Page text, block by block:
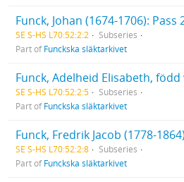
Funck, Johan (1674-1706): Pass
SE S-HS L70:52:2:2
Subseries
Part ofFunckska släktarkivet
SE S-HS L70:52:2:5
Subseries
Part ofFunckska släktarkivet
SE S-HS L70:52:2:8
Subseries
Part ofFunckska släktarkivet